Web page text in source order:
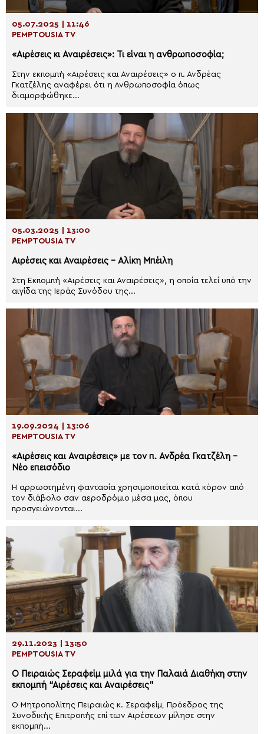
05.07.2025 | 11:46
PEMPTOUSIA TV
«Αιρέσεις κι Αναιρέσεις»: Τι είναι η ανθρωποσοφία;
Στην εκπομπή «Αιρέσεις και Αναιρέσεις» ο π. Ανδρέας
Γκατζέλης αναφέρει ότι η Ανθρωποσοφία όπως
διαμορφώθηκε...
05.03.2025 | 13:00
PEMPTOUSIA TV
Αιρέσεις και Αναιρέσεις – Αλίκη Μπέιλη
Στη Εκπομπή «Αιρέσεις και Αναιρέσεις», η οποία τελεί υπό την
αιγίδα της Ιεράς Συνόδου της...
19.09.2024 | 13:06
PEMPTOUSIA TV
«Αιρέσεις και Αναιρέσεις» με τον π. Ανδρέα Γκατζέλη –
Νέο επεισόδιο
Η αρρωστημένη φαντασία χρησιμοποιείται κατά κόρον από
τον διάβολο σαν αεροδρόμιο μέσα μας, όπου
προσγειώνονται...
29.11.2023 | 13:50
PEMPTOUSIA TV
Ο Πειραιώς Σεραφείμ μιλά για την Παλαιά Διαθήκη στην
εκπομπή “Αιρέσεις και Αναιρέσεις”
Ο Μητροπολίτης Πειραιώς κ. Σεραφείμ, Πρόεδρος της
Συνοδικής Επιτροπής επί των Αιρέσεων μίλησε στην
εκπομπή...